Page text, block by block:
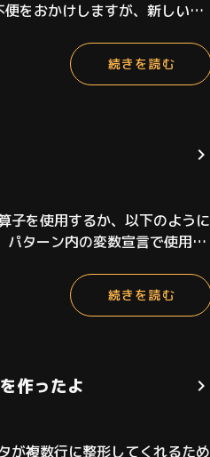
をおかけしますが、新しい
続きを読む
子を使用するか、以下のように
ターン内の変数宣言で使用す
続きを読む
作ったよ
複数行に整形してくれるため